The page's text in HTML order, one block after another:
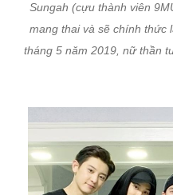
Sungah (cựu thành viên
mang thai và sẽ chính thức
tháng 5 năm 2019, nữ thần